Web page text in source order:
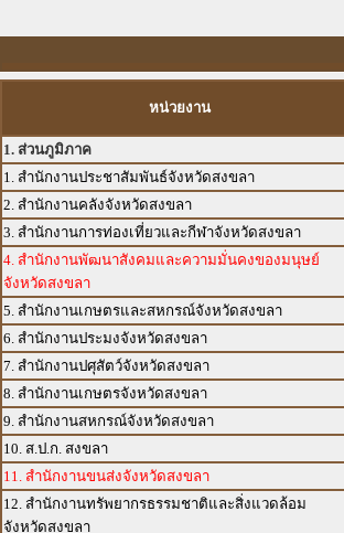
หน่วยงาน
1. ส่วนภูมิภาค
1. สำนักงานประชาสัมพันธ์จังหวัดสงขลา
2. สำนักงานคลังจังหวัดสงขลา
3. สำนักงานการท่องเที่ยวและกีฬาจังหวัดสงขลา
4. สำนักงานพัฒนาสังคมและความมั่นคงของมนุษย์
จังหวัดสงขลา
5. สำนักงานเกษตรและสหกรณ์จังหวัดสงขลา
6. สำนักงานประมงจังหวัดสงขลา
7. สำนักงานปศุสัตว์จังหวัดสงขลา
8. สำนักงานเกษตรจังหวัดสงขลา
9. สำนักงานสหกรณ์จังหวัดสงขลา
10. ส.ป.ก. สงขลา
11. สำนักงานขนส่งจังหวัดสงขลา
12. สำนักงานทรัพยากรธรรมชาติและสิ่งแวดล้อม
จังหวัดสงขลา